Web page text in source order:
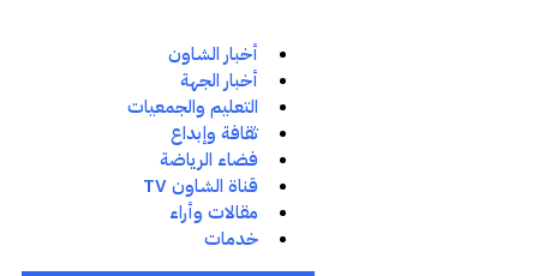
أخبار الشاون
أخبار الجهة
التعليم والجمعيات
ثقافة وإبداع
فضاء الرياضة
قناة الشاون TV
مقالات وأراء
خدمات